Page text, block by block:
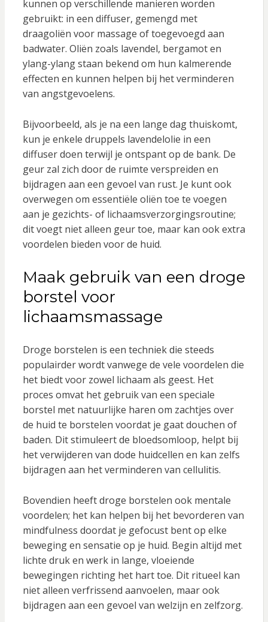
kunnen op verschillende manieren worden
gebruikt: in een diffuser, gemengd met
draagoliën voor massage of toegevoegd aan
badwater. Oliën zoals lavendel, bergamot en
ylang-ylang staan bekend om hun kalmerende
effecten en kunnen helpen bij het verminderen
van angstgevoelens.
Bijvoorbeeld, als je na een lange dag thuiskomt,
kun je enkele druppels lavendelolie in een
diffuser doen terwijl je ontspant op de bank. De
geur zal zich door de ruimte verspreiden en
bijdragen aan een gevoel van rust. Je kunt ook
overwegen om essentiële oliën toe te voegen
aan je gezichts- of lichaamsverzorgingsroutine;
dit voegt niet alleen geur toe, maar kan ook extra
voordelen bieden voor de huid.
Maak gebruik van een droge
borstel voor
lichaamsmassage
Droge borstelen is een techniek die steeds
populairder wordt vanwege de vele voordelen die
het biedt voor zowel lichaam als geest. Het
proces omvat het gebruik van een speciale
borstel met natuurlijke haren om zachtjes over
de huid te borstelen voordat je gaat douchen of
baden. Dit stimuleert de bloedsomloop, helpt bij
het verwijderen van dode huidcellen en kan zelfs
bijdragen aan het verminderen van cellulitis.
Bovendien heeft droge borstelen ook mentale
voordelen; het kan helpen bij het bevorderen van
mindfulness doordat je gefocust bent op elke
beweging en sensatie op je huid. Begin altijd met
lichte druk en werk in lange, vloeiende
bewegingen richting het hart toe. Dit ritueel kan
niet alleen verfrissend aanvoelen, maar ook
bijdragen aan een gevoel van welzijn en zelfzorg.